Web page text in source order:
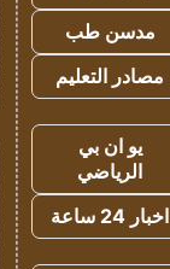
مدسن طب
مصادر التعليم
يو ان بي
الرياضي
اخبار 24 ساعة